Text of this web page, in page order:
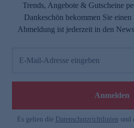
Trends, Angebote & Gutscheine
Dankeschön bekommen Sie
Abmeldung ist jederzeit in den
E-Mail-Adresse eingeben
Anmelden
Es gelten die Datenschutzrichtlinien und